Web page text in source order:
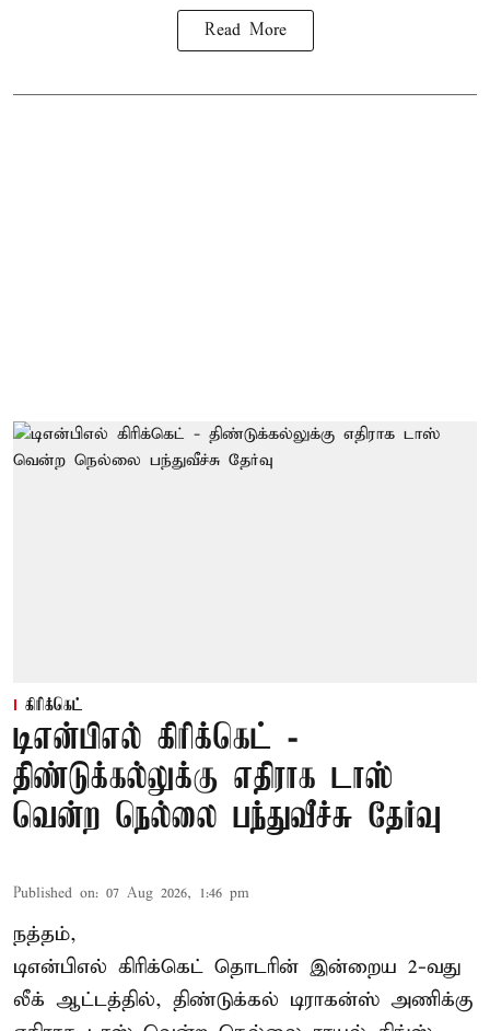
Read More
கிரிக்கெட்
டிஎன்பிஎல் கிரிக்கெட் -
திண்டுக்கல்லுக்கு எதிராக டாஸ்
வென்ற நெல்லை பந்துவீச்சு தேர்வு
Published on: 07 Aug 2026, 1:46 pm
நத்தம்,
டிஎன்பிஎல் கிரிக்கெட் தொடரின் இன்றைய 2-வது
லீக் ஆட்டத்தில், திண்டுக்கல் டிராகன்ஸ் அணிக்கு